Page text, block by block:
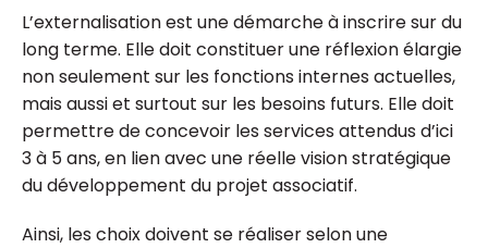
L’externalisation est une démarche à inscrire sur du
long terme. Elle doit constituer une réflexion élargie
non seulement sur les fonctions internes actuelles,
mais aussi et surtout sur les besoins futurs. Elle doit
permettre de concevoir les services attendus d’ici
3 à 5 ans, en lien avec une réelle vision stratégique
du développement du projet associatif.
Ainsi, les choix doivent se réaliser selon une